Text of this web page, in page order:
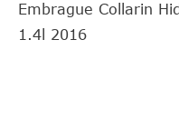
Embrague Collarin
1.4l 2016